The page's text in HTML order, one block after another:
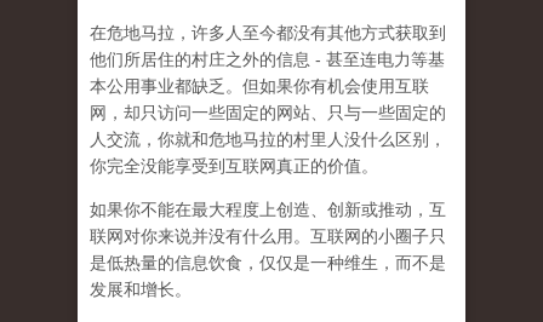
在危地马拉，许多人至今都没有其他方式获取到
他们所居住的村庄之外的信息 - 甚至连电力等基
本公用事业都缺乏。但如果你有机会使用互联
网，却只访问一些固定的网站、只与一些固定的
人交流，你就和危地马拉的村里人没什么区别，
你完全没能享受到互联网真正的价值。
如果你不能在最大程度上创造、创新或推动，互
联网对你来说并没有什么用。互联网的小圈子只
是低热量的信息饮食，仅仅是一种维生，而不是
发展和增长。